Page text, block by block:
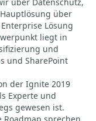
über
Lösung
liegt in
und
und SharePoint
der Ignite 2019
Experte und
gewesen ist.